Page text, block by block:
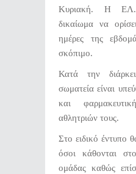
Κυριακή. Η
δικαίωμα να
ημέρες της
σκόπιμο.
Κατά την
σωματεία είναι
και
αθλητριών τους.
Στο ειδικό έντυπο
όσοι κάθονται
ομάδας καθώς